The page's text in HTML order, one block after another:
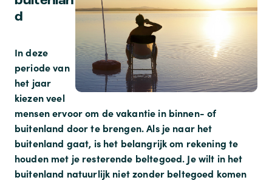
d
In deze
periode van
het jaar
kiezen veel
mensen ervoor om de vakantie in binnen- of
buitenland door te brengen. Als je naar het
buitenland gaat, is het belangrijk om rekening te
houden met je resterende beltegoed. Je wilt in het
buitenland natuurlijk niet zonder beltegoed komen